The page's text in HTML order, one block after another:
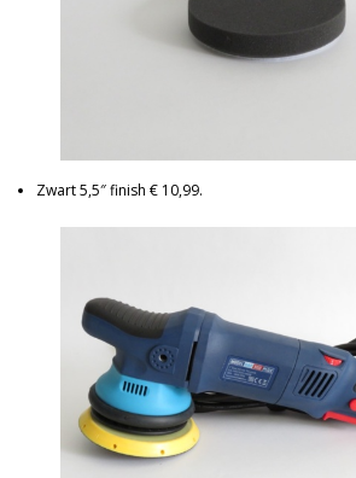
Zwart 5,5″ finish € 10,99.